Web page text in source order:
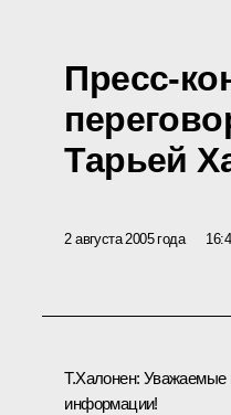
Пресс-
Тарьей
2 августа 2005 года
Т.Халонен: Уважаемые
информации!